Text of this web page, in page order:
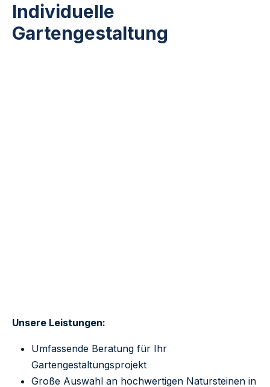
Individuelle
Gartengestaltung
Unsere Leistungen:
Umfassende Beratung für Ihr
Gartengestaltungsprojekt
Große Auswahl an hochwertigen Natursteinen in